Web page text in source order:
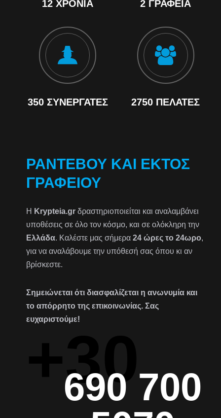
12 ΧΡΌΝΙΑ 2 ΓΡΑΦΕΊΑ
350 ΣΥΝΕΡΓΆΤΕΣ 2750 ΠΕΛΆΤΕΣ
ΡΑΝΤΕΒΟΎ ΚΑΙ ΕΚΤΌΣ
ΓΡΑΦΕΊΟΥ
Η Krypteia.gr δραστηριοποιείται και αναλαμβάνει
υποθέσεις σε όλο τον κόσμο, και σε ολόκληρη την
Ελλάδα. Καλέστε μας σήμερα24 ώρες το 24ωρο,
για να αναλάβουμε την υπόθεσή σας όπου κι αν
βρίσκεστε.
Σημειώνεται ότι διασφαλίζεται η ανωνυμία και
το απόρρητο της επικοινωνίας. Σας
ευχαριστούμε!
+30
690 700